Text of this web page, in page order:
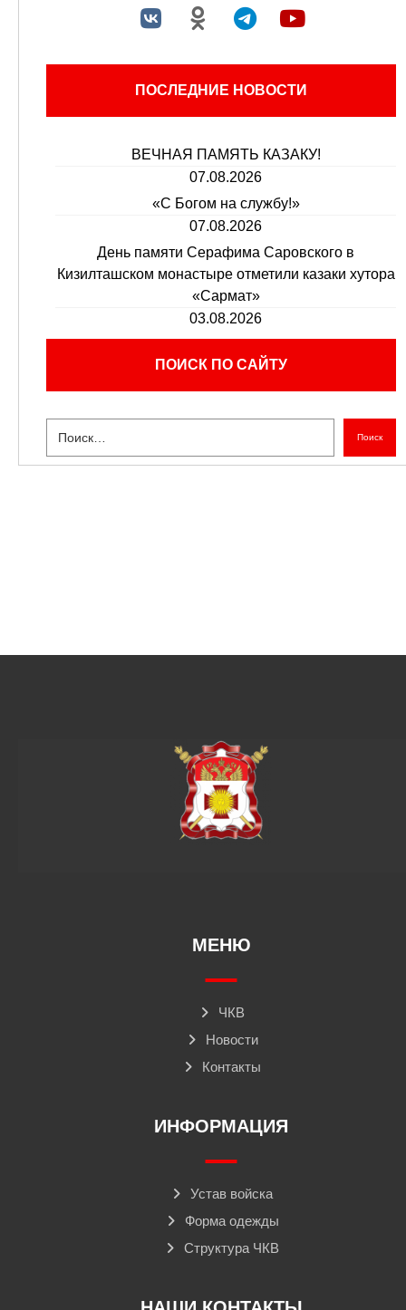
ПОСЛЕДНИЕ НОВОСТИ
ВЕЧНАЯ ПАМЯТЬ КАЗАКУ!
07.08.2026
«С Богом на службу!»
07.08.2026
День памяти Серафима Саровского в
Кизилташском монастыре отметили казаки хутора
«Сармат»
03.08.2026
ПОИСК ПО САЙТУ
Поиск
МЕНЮ
ЧКВ
Новости
Контакты
ИНФОРМАЦИЯ
Устав войска
Форма одежды
Структура ЧКВ